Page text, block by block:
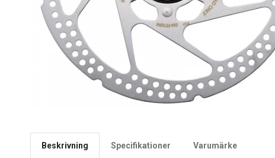
Beskrivning Specifikationer Varumärke